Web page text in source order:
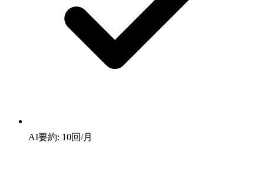
AI要約: 10回/月